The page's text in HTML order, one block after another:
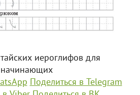
иероглифов для
начинающих
Поделиться в Telegram